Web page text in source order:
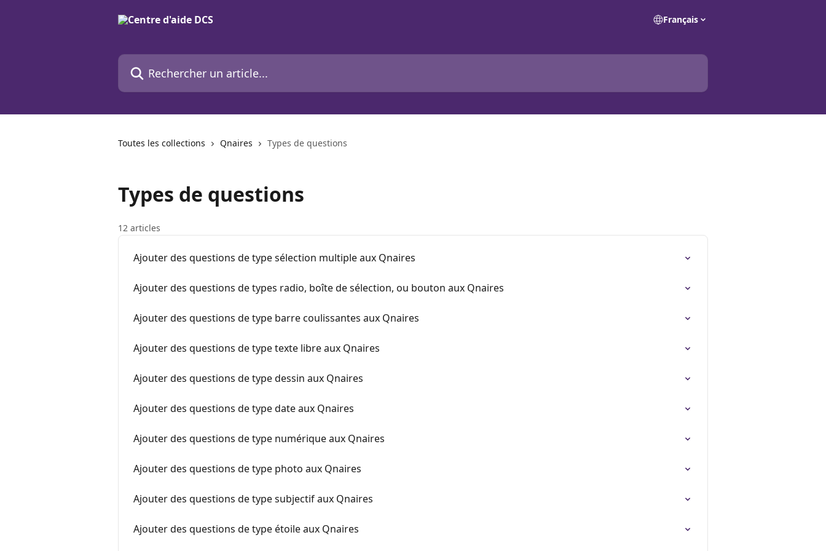
Français
Rechercher un article...
Toutes les collections Qnaires Types de questions
Types de questions
12 articles
Ajouter des questions de type sélection multiple aux Qnaires
Ajouter des questions de types radio, boîte de sélection, ou bouton aux Qnaires
Ajouter des questions de type barre coulissantes aux Qnaires
Ajouter des questions de type texte libre aux Qnaires
Ajouter des questions de type dessin aux Qnaires
Ajouter des questions de type date aux Qnaires
Ajouter des questions de type numérique aux Qnaires
Ajouter des questions de type photo aux Qnaires
Ajouter des questions de type subjectif aux Qnaires
Ajouter des questions de type étoile aux Qnaires